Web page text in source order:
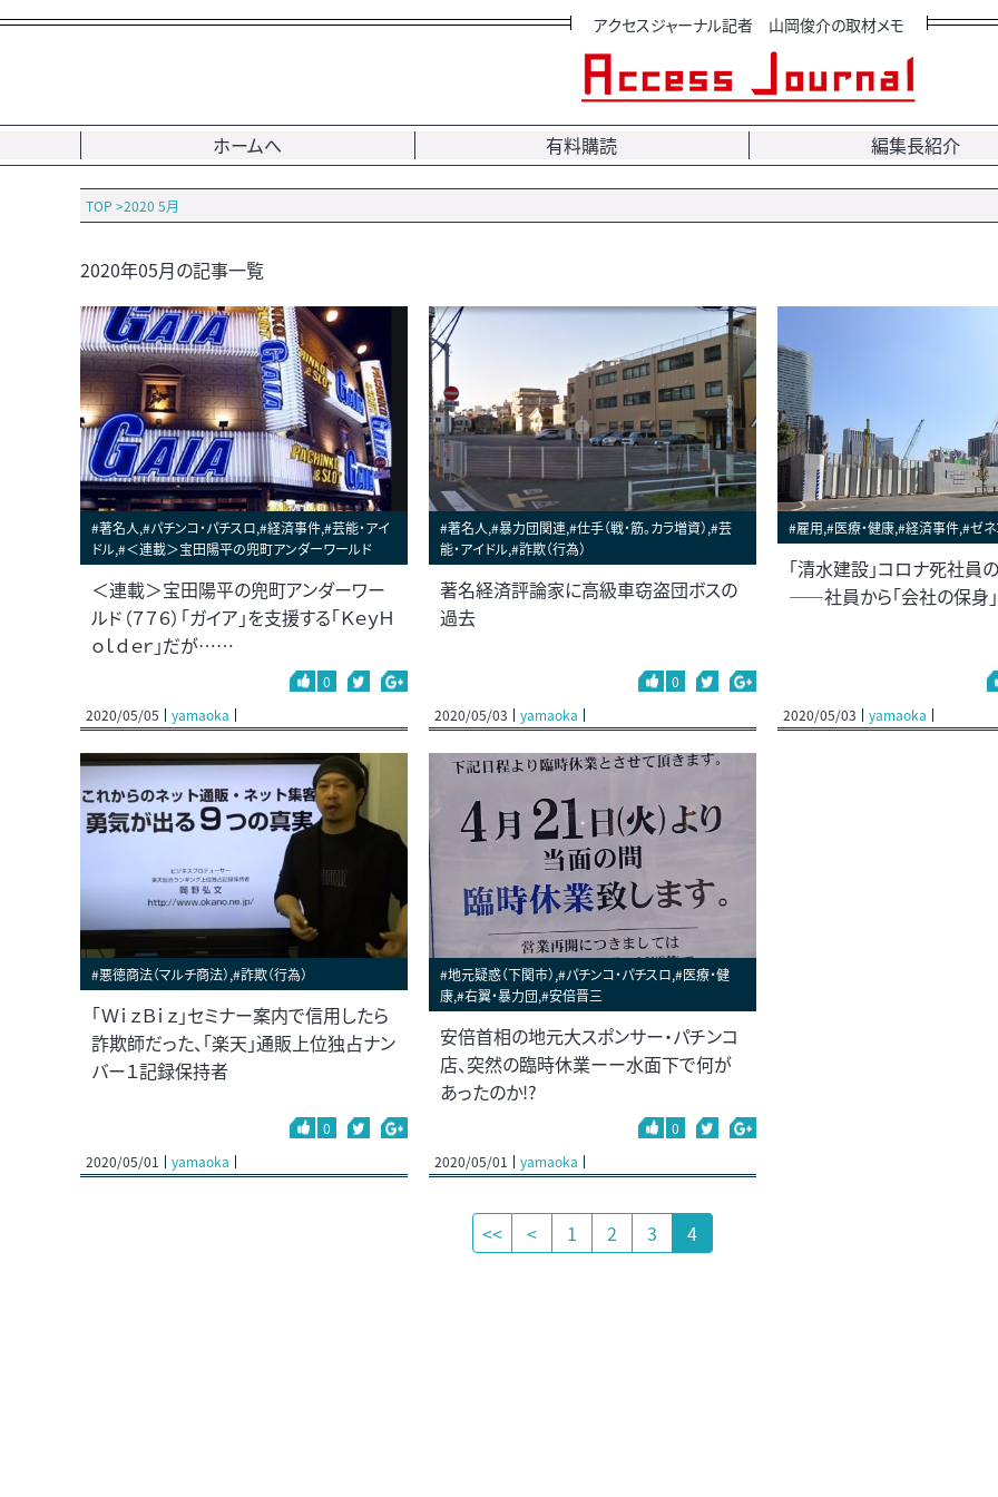
アクセスジャーナル記者 山岡俊介の取材メモ
ホームへ 有料購読 編集長紹介
TOP >2020 5月
2020年05月の記事一覧
#著名人,#パチンコ・パチスロ,#経済事件,#芸能・アイ
ドル,#＜連載＞宝田陽平の兜町アンダーワールド
＜連載＞宝田陽平の兜町アンダーワー
ルド（７７６）「ガイア」を支援する「ＫｅｙＨ
ｏｌｄｅｒ」だが……
0
2020/05/05
yamaoka
#著名人,#暴力団関連,#仕手（戦・筋。カラ増資）,#芸
能・アイドル,#詐欺（行為）
著名経済評論家に高級車窃盗団ボスの
過去
0
2020/05/03
yamaoka
#雇用,#医療・健康,#経済事件,#ゼネ
「清水建設」コロナ死社員
――社員から「会社の保身
2020/05/03 yamaoka
#悪徳商法（マルチ商法）,#詐欺（行為）
「ＷｉｚＢｉｚ」セミナー案内で信用したら
詐欺師だった、「楽天」通販上位独占ナン
バー１記録保持者
0
2020/05/01
yamaoka
#地元疑惑（下関市）,#パチンコ・パチスロ,#医療・健
康,#右翼・暴力団,#安倍晋三
安倍首相の地元大スポンサー・パチンコ
店、突然の臨時休業ーー水面下で何が
あったのか!?
0
2020/05/01
yamaoka
<< < 1 2 3 4